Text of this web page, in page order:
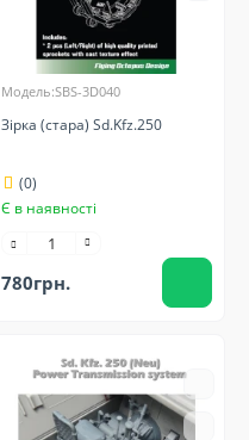
Модель:SBS-3D040
Зірка (стара) Sd.Kfz.250
(0)
Є в наявності
780грн.